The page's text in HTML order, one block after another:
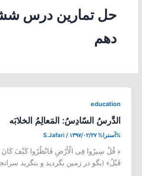
حل تمارین درس
دهم
education
الدَّرسُ السّادِسُ: المَعالِمُ الخلابَه
%آسترا% S.Jafari / ۱۳۹۷/۰۲/۲۷
﴿ قُلْ سِیرُوا فِی الْأَرْضِ فَانْظُرُوا کَیْفَ کَانَ
قَبْلُ﴾ (بگو در زمین بگردید و بنگرید